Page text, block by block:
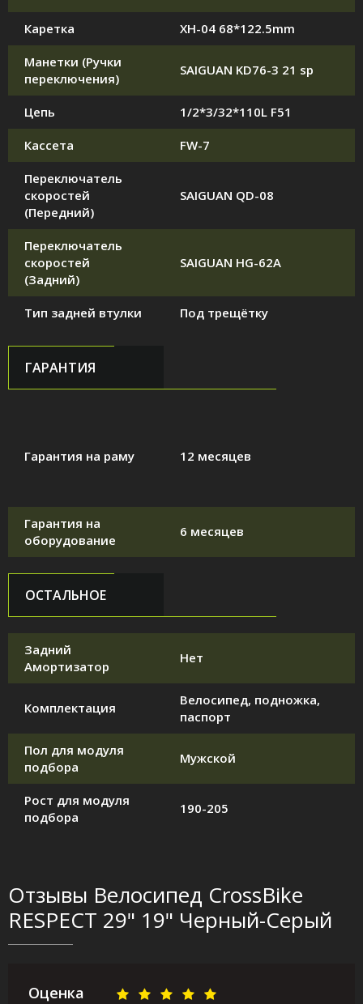
Каретка XH-04 68*122.5mm
Манетки (Ручки
переключения)
SAIGUAN KD76-3 21 sp
Цепь 1/2*3/32*110L F51
Кассета FW-7
Переключатель
скоростей
(Передний)
SAIGUAN QD-08
Переключатель
скоростей
(Задний)
SAIGUAN HG-62A
Тип задней втулки Под трещётку
ГАРАНТИЯ
Гарантия на раму 12 месяцев
Гарантия на
оборудование
6 месяцев
ОСТАЛЬНОЕ
Задний
Амортизатор
Нет
Комплектация
Велосипед, подножка,
паспорт
Пол для модуля
подбора
Мужской
Рост для модуля
подбора
190-205
Отзывы Велосипед CrossBike
RESPECT 29" 19" Черный-Серый
Оценка